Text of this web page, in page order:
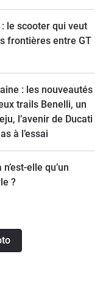
: le scooter qui veut
frontières entre GT
: les nouveautés
trails Benelli, un
l’avenir de Ducati
à l’essai
elle qu’un
?